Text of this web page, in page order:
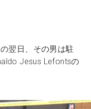
翌日、その男は駐
Jesus Lefontsの